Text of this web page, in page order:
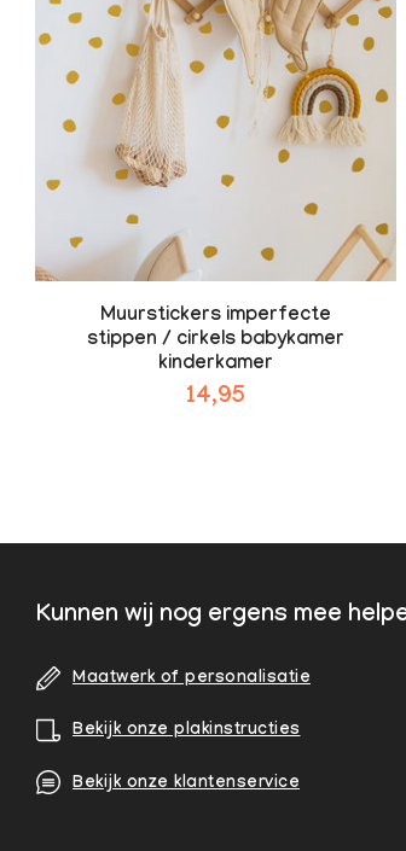
Muurstickers imperfecte
stippen / cirkels babykamer
kinderkamer
14,95
Kunnen wij nog ergens mee
Maatwerk of personalisatie
Bekijk onze plakinstructies
Bekijk onze klantenservice